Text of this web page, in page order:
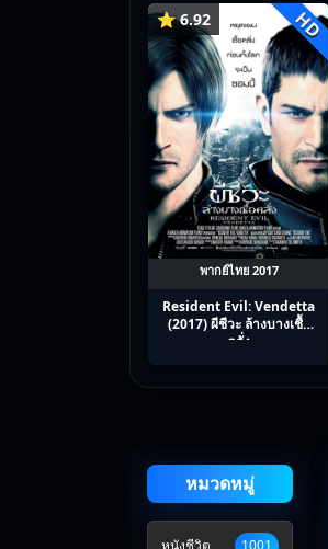
⭐ 6.92 HD
พากย์ไทย 2017
Resident Evil: Vendetta
(2017) ผีชีวะ ล้างบางเชื้อ
คลั่ง
หมวดหมู่